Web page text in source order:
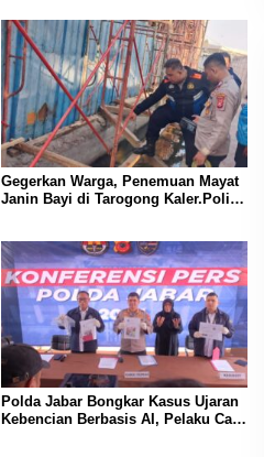
Gegerkan Warga, Penemuan Mayat
Janin Bayi di Tarogong Kaler.Polisi
Polda Jabar Bongkar Kasus Ujaran
Kebencian Berbasis AI, Pelaku Cari